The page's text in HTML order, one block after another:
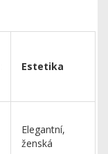
Estetika
Elegantní,
ženská